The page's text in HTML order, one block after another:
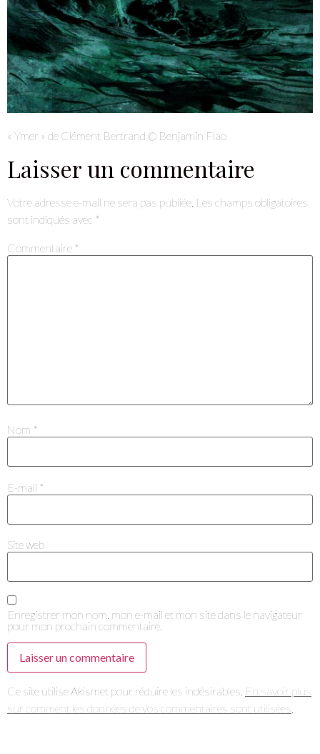
« Ymer » de Clément Bertrand © Benjamin Flao
Laisser un commentaire
Votre adresse e-mail ne sera pas publiée. Les champs obligatoires
sont indiqués avec *
Commentaire *
Nom *
E-mail *
Site web
Enregistrer mon nom, mon e-mail et mon site dans le navigateur
pour mon prochain commentaire.
Ce site utilise Akismet pour réduire les indésirables. En savoir plus
sur comment les données de vos commentaires sont utilisées